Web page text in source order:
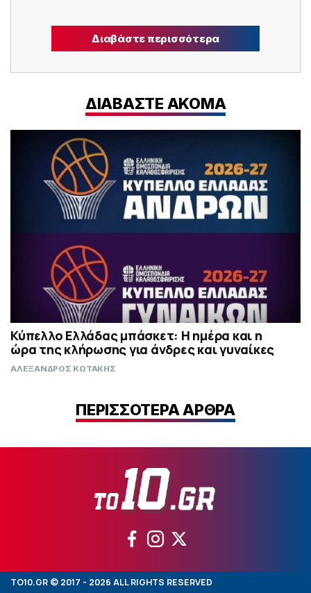
Διαβάστε περισσότερα
ΔΙΑΒΑΣΤΕ ΑΚΟΜΑ
Κύπελλο Ελλάδας μπάσκετ: Η ημέρα και η
ώρα της κλήρωσης για άνδρες και γυναίκες
ΑΛΕΞΑΝΔΡΟΣ ΚΩΤΑΚΗΣ
ΠΕΡΙΣΣΟΤΕΡΑ ΑΡΘΡΑ
TO10.GR © 2017 - 2026 ALL RIGHTS RESERVED